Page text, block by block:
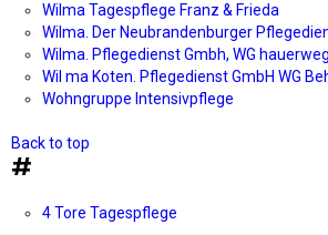
Wilma Tagespflege Franz & Frieda
Wilma. Der Neubrandenburger
Wilma. Pflegedienst Gmbh, WG hauerweg
Wil ma Koten. Pflegedienst GmbH WG
Wohngruppe Intensivpflege
Back to top
#
4 Tore Tagespflege